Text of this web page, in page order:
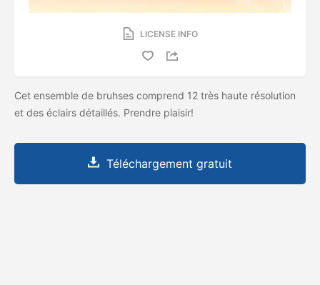
LICENSE INFO
Cet ensemble de bruhses comprend 12 très haute résolution
et des éclairs détaillés. Prendre plaisir!
Téléchargement gratuit